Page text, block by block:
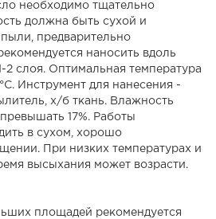
необходимо тщательно
должна быть сухой и
предварительно
наносить вдоль
2 слоя. Оптимальная температура
Инструмент для нанесения -
х/б ткань. Влажность
17%. Работы
в сухом, хорошо
При низких температурах и
высыхания может возрасти.
площадей рекомендуется